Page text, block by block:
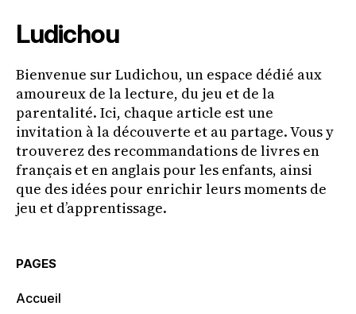
Ludichou
Bienvenue sur Ludichou, un espace dédié aux
amoureux de la lecture, du jeu et de la
parentalité. Ici, chaque article est une
invitation à la découverte et au partage. Vous y
trouverez des recommandations de livres en
français et en anglais pour les enfants, ainsi
que des idées pour enrichir leurs moments de
jeu et d’apprentissage.
PAGES
Accueil